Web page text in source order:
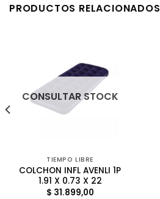
PRODUCTOS RELACIONADOS
CONSULTAR STOCK
TIEMPO LIBRE
COLCHON INFL AVENLI 1P
1.91 X 0.73 X 22
$ 31.899,00